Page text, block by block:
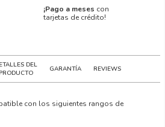
¡Pago a meses con
tarjetas de crédito!
DEL
PRODUCTO
GARANTÍA REVIEWS
con los siguientes rangos de